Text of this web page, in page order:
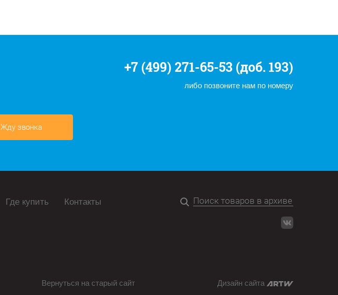
+7 (499) 271-65-53 (доб. 193)
либо позвоните нам по номеру
Жду звонка
Где купить Контакты
Вернуться на старый сайт Дизайн сайта